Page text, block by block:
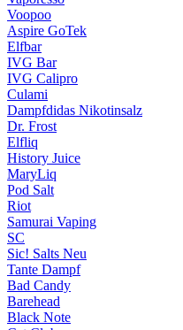
Voopoo
Aspire GoTek
Elfbar
IVG Bar
IVG Calipro
Culami
Dampfdidas Nikotinsalz
Dr. Frost
Elfliq
History Juice
MaryLiq
Pod Salt
Riot
Samurai Vaping
SC
Sic! Salts Neu
Tante Dampf
Bad Candy
Barehead
Black Note